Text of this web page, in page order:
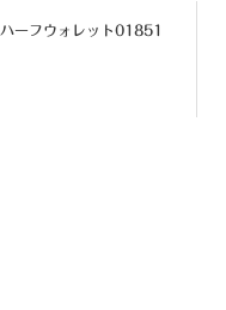
ハーフウォレット01851